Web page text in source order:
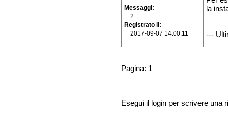
Messaggi
2
Registrato il
2017-09-07 14:00:11
la
---
Pagina: 1
Esegui il login per scrivere una